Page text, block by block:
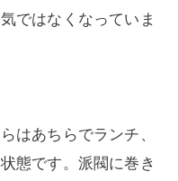
ではなくなっていま
はあちらでランチ、
態です。派閥に巻き